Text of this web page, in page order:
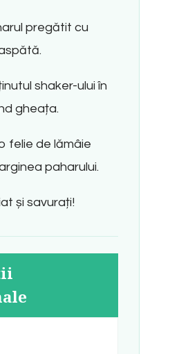
pregătit cu
shaker-ului în
gheața.
felie de lămâie
paharului.
și savurați!